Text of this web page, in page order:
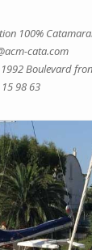
100%
cata.com
Boulevard
98 63